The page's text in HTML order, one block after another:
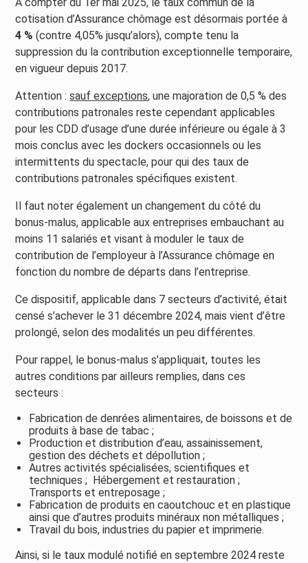
cotisation d’Assurance chômage est désormais portée à
4 % (contre 4,05% jusqu’alors), compte tenu la
suppression du la contribution exceptionnelle temporaire,
en vigueur depuis 2017.
Attention :sauf exceptions, une majoration de 0,5 % des
contributions patronales reste cependant applicables
pour les CDD d’usage d’une durée inférieure ou égale à 3
mois conclus avec les dockers occasionnels ou les
intermittents du spectacle, pour qui des taux de
contributions patronales spécifiques existent.
Il faut noter également un changement du côté du
bonus-malus, applicable aux entreprises embauchant au
moins 11 salariés et visant à moduler le taux de
contribution de l’employeur à l’Assurance chômage en
fonction du nombre de départs dans l’entreprise.
Ce dispositif, applicable dans 7 secteurs d’activité, était
censé s’achever le 31 décembre 2024, mais vient d’être
prolongé, selon des modalités un peu différentes.
Pour rappel, le bonus-malus s’appliquait, toutes les
autres conditions par ailleurs remplies, dans ces
secteurs :
Fabrication de denrées alimentaires, de boissons et de
produits à base de tabac ;
Production et distribution d’eau, assainissement,
gestion des déchets et dépollution ;
Autres activités spécialisées, scientifiques et
techniques ; Hébergement et restauration ;
Transports et entreposage ;
Fabrication de produits en caoutchouc et en plastique
ainsi que d’autres produits minéraux non métalliques ;
Travail du bois, industries du papier et imprimerie.
Ainsi, si le taux modulé notifié en septembre 2024 reste